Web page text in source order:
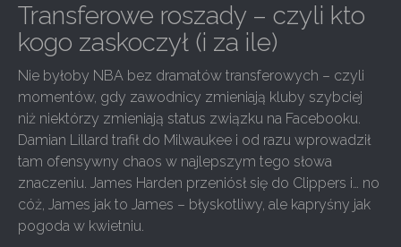
Transferowe roszady – czyli kto
kogo zaskoczył (i za ile)
Nie byłoby NBA bez dramatów transferowych – czyli
momentów, gdy zawodnicy zmieniają kluby szybciej
niż niektórzy zmieniają status związku na Facebooku.
Damian Lillard trafił do Milwaukee i od razu wprowadził
tam ofensywny chaos w najlepszym tego słowa
znaczeniu. James Harden przeniósł się do Clippers i… no
cóż, James jak to James – błyskotliwy, ale kapryśny jak
pogoda w kwietniu.